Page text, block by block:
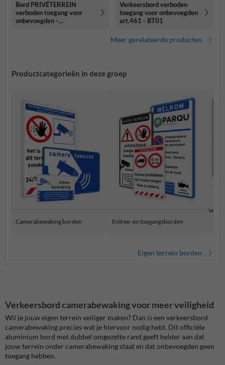
Bord PRIVÉTERREIN
verboden toegang voor
onbevoegden -
Verkeersbord verboden
toegang voor onbevoegden
art.461 - BT01
Meer gerelateerde producten
Productcategorieën in deze groep
Camerabewaking borden Entree- en toegangsborden
Eigen terrein borden
Verkeersbord camerabewaking voor meer veiligheid
Wil je jouw eigen terrein veiliger maken? Dan is een verkeersbord
camerabewaking precies wat je hiervoor nodig hebt. Dit officiële
aluminium bord met dubbel omgezette rand geeft helder aan dat
jouw terrein onder camerabewaking staat en dat onbevoegden geen
toegang hebben.